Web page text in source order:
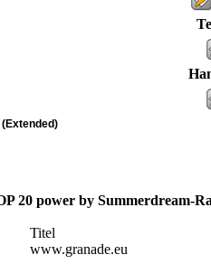
20 power by Summerdream-
Titel
www.granade.eu